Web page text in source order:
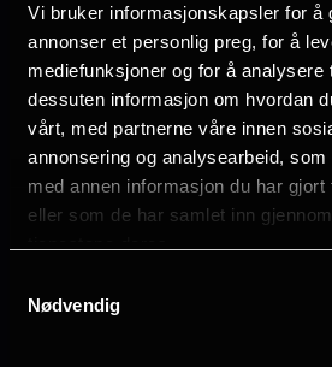
Vi bruker informasjonskapsler for å
annonser et personlig preg, for å
mediefunksjoner og for å
dessuten informasjon om hvordan
vårt, med partnerne våre innen
annonsering og analysearbeid,
med annen informasjon du har gjort
eller som de har samlet inn
Nødvendig
Rollebesetning
Josh Brolin
Michael Cera
Colman Domingo
Daniel Ezra
William H. Macy
Emilia Jones
Jayme Lawson
Se mer